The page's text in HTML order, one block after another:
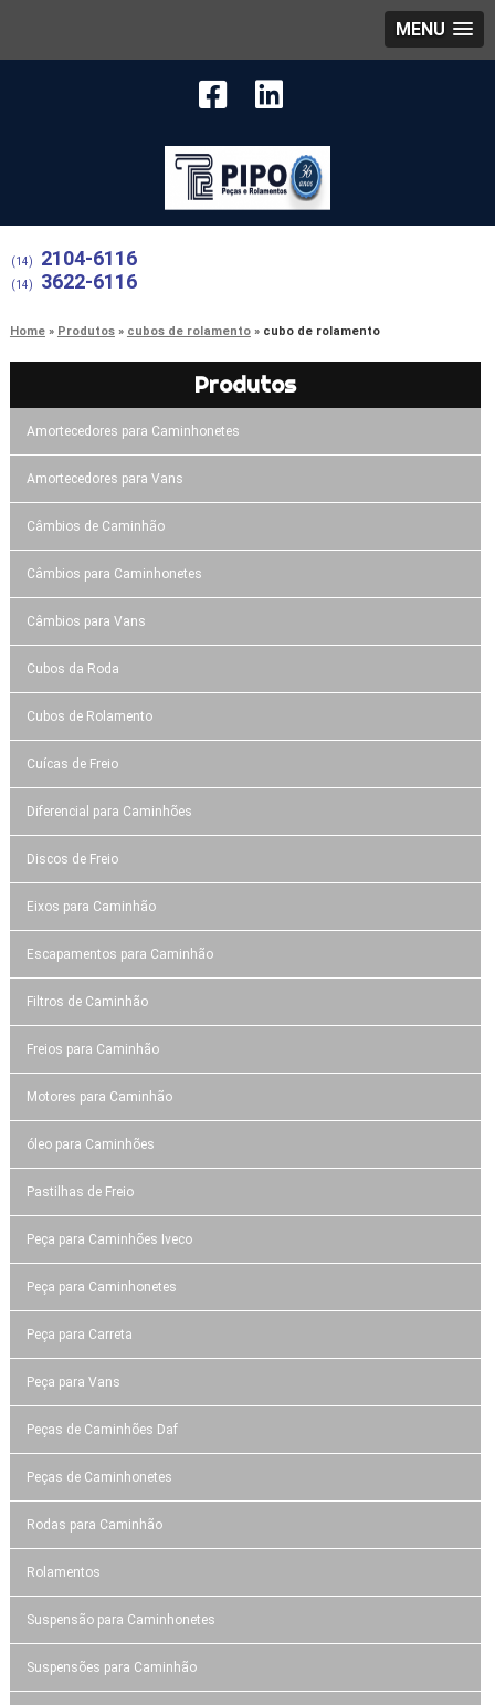
MENU
(14) 2104-6116
(14) 3622-6116
Home Produtos cubos de rolamento cubo de rolamento
Produtos
Amortecedores para Caminhonetes
Amortecedores para Vans
Câmbios de Caminhão
Câmbios para Caminhonetes
Câmbios para Vans
Cubos da Roda
Cubos de Rolamento
Cuícas de Freio
Diferencial para Caminhões
Discos de Freio
Eixos para Caminhão
Escapamentos para Caminhão
Filtros de Caminhão
Freios para Caminhão
Motores para Caminhão
óleo para Caminhões
Pastilhas de Freio
Peça para Caminhões Iveco
Peça para Caminhonetes
Peça para Carreta
Peça para Vans
Peças de Caminhões Daf
Peças de Caminhonetes
Rodas para Caminhão
Rolamentos
Suspensão para Caminhonetes
Suspensões para Caminhão